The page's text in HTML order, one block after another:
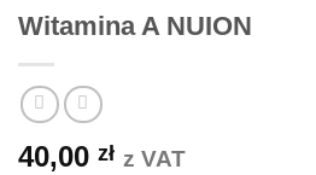
Witamina A NUION
40,00 zł z VAT